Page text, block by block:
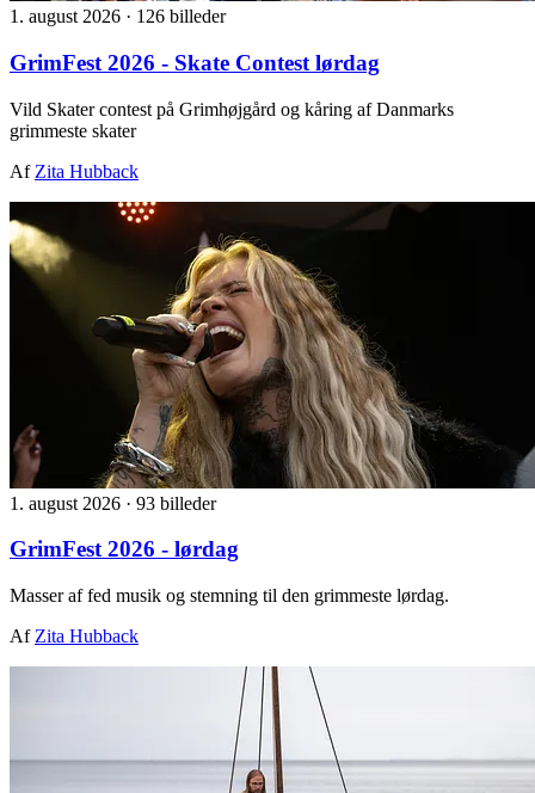
1. august 2026 · 126 billeder
GrimFest 2026 - Skate Contest lørdag
Vild Skater contest på Grimhøjgård og kåring af Danmarks
grimmeste skater
Af Zita Hubback
1. august 2026 · 93 billeder
GrimFest 2026 - lørdag
Masser af fed musik og stemning til den grimmeste lørdag.
Af Zita Hubback